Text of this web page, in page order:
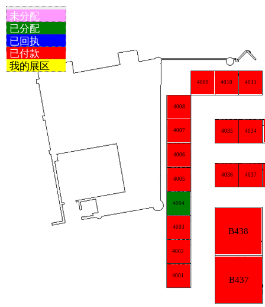
未分配
已分配
已回执
已付款
我的展区
B437
B438
4001
4002
4003
4004
4005
4006
4007
4008
4009 4010 4011
4034
4035
4036 4037